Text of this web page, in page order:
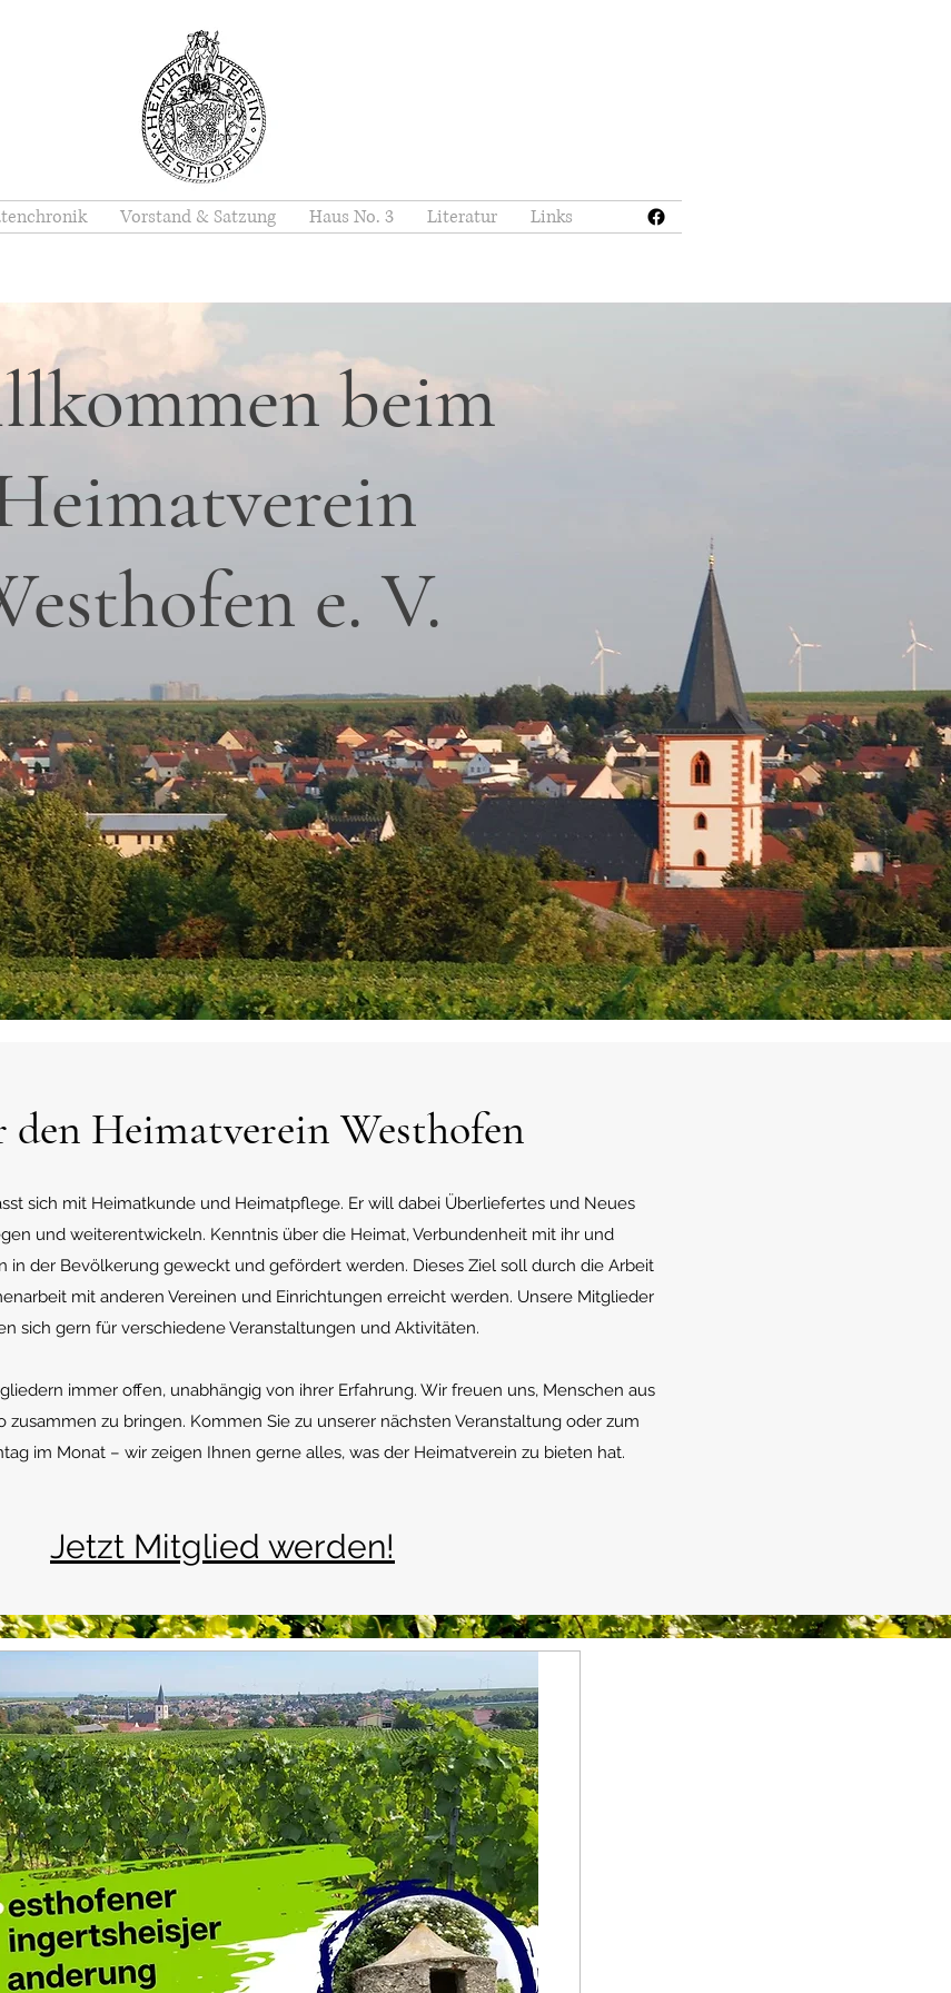
Vorstand & Satzung Haus No. 3 Literatur Links
beim
e. V.
den Heimatverein Westhofen
sich mit Heimatkunde und Heimatpflege. Er will dabei Überliefertes und Neues
und weiterentwickeln. Kenntnis über die Heimat, Verbundenheit mit ihr und
in der Bevölkerung geweckt und gefördert werden. Dieses Ziel soll durch die Arbeit
mit anderen Vereinen und Einrichtungen erreicht werden. Unsere Mitglieder
sich gern für verschiedene Veranstaltungen und Aktivitäten.
immer offen, unabhängig von ihrer Erfahrung. Wir freuen uns, Menschen aus
zusammen zu bringen. Kommen Sie zu unserer nächsten Veranstaltung oder zum
im Monat – wir zeigen Ihnen gerne alles, was der Heimatverein zu bieten hat.
Jetzt Mitglied werden!